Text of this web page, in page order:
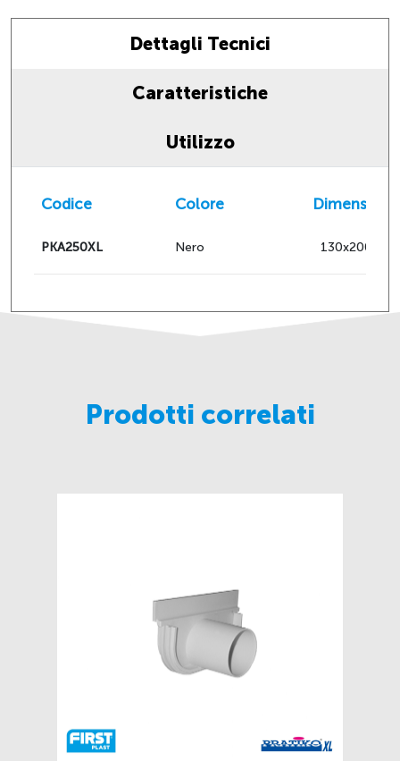
Dettagli Tecnici
Caratteristiche
Utilizzo
Codice Colore Dimensioni
PKA250XL Nero
Prodotti correlati